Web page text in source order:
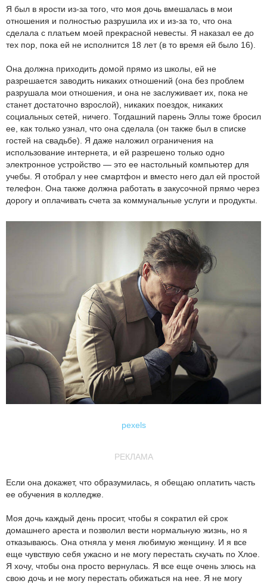
Я был в ярости из-за того, что моя дочь вмешалась в мои
отношения и полностью разрушила их и из-за то, что она
сделала с платьем моей прекрасной невесты. Я наказал ее до
тех пор, пока ей не исполнится 18 лет (в то время ей было 16).
Она должна приходить домой прямо из школы, ей не
разрешается заводить никаких отношений (она без проблем
разрушала мои отношения, и она не заслуживает их, пока не
станет достаточно взрослой), никаких поездок, никаких
социальных сетей, ничего. Тогдашний парень Эллы тоже бросил
ее, как только узнал, что она сделала (он также был в списке
гостей на свадьбе). Я даже наложил ограничения на
использование интернета, и ей разрешено только одно
электронное устройство — это ее настольный компьютер для
учебы. Я отобрал у нее смартфон и вместо него дал ей простой
телефон. Она также должна работать в закусочной прямо через
дорогу и оплачивать счета за коммунальные услуги и продукты.
pexels
РЕКЛАМА
Если она докажет, что образумилась, я обещаю оплатить часть
ее обучения в колледже.
Моя дочь каждый день просит, чтобы я сократил ей срок
домашнего ареста и позволил вести нормальную жизнь, но я
отказываюсь. Она отняла у меня любимую женщину. И я все
еще чувствую себя ужасно и не могу перестать скучать по Хлое.
Я хочу, чтобы она просто вернулась. Я все еще очень злюсь на
свою дочь и не могу перестать обижаться на нее. Я не могу